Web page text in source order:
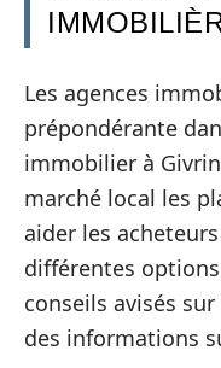
Les agences
prépondérante
immobilier à
marché local les
aider les
différentes
conseils avisés
des informations